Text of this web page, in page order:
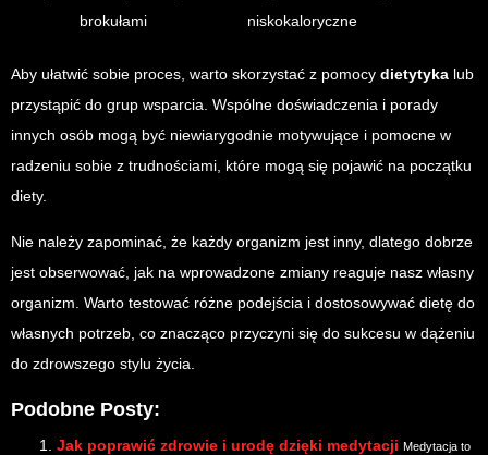
brokułami
niskokaloryczne
Aby ułatwić sobie proces, warto skorzystać z pomocy dietytyka lub
przystąpić do grup wsparcia. Wspólne doświadczenia i porady
innych osób mogą być niewiarygodnie motywujące i pomocne w
radzeniu sobie z trudnościami, które mogą się pojawić na początku
diety.
Nie należy zapominać, że każdy organizm jest inny, dlatego dobrze
jest obserwować, jak na wprowadzone zmiany reaguje nasz własny
organizm. Warto testować różne podejścia i dostosowywać dietę do
własnych potrzeb, co znacząco przyczyni się do sukcesu w dążeniu
do zdrowszego stylu życia.
Podobne Posty:
Jak poprawić zdrowie i urodę dzięki medytacji Medytacja to